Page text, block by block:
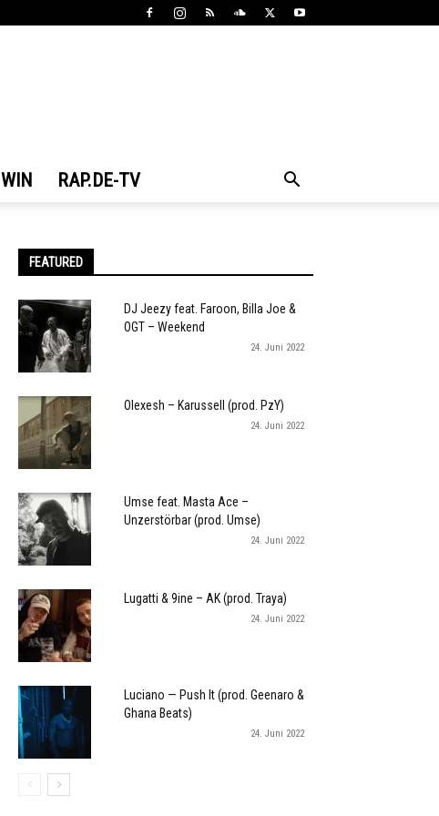
WIN RAP.DE-TV
FEATURED
DJ Jeezy feat. Faroon, Billa Joe &
OGT – Weekend
24. Juni 2022
Olexesh – Karussell (prod. PzY)
24. Juni 2022
Umse feat. Masta Ace –
Unzerstörbar (prod. Umse)
24. Juni 2022
Lugatti & 9ine – AK (prod. Traya)
24. Juni 2022
Luciano — Push It (prod. Geenaro &
Ghana Beats)
24. Juni 2022